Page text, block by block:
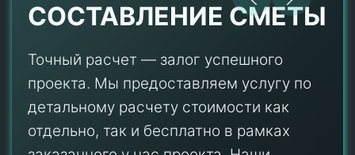
СОСТАВЛЕНИЕ СМЕТЫ
Точный расчет — залог успешного
проекта. Мы предоставляем услугу по
детальному расчету стоимости как
отдельно, так и бесплатно в рамках